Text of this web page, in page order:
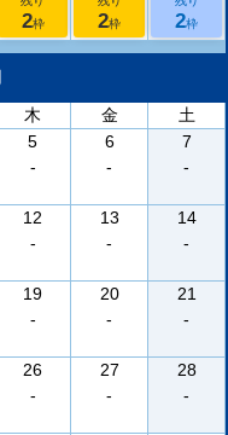
2枠 2枠 2枠
木 金
土
5
-
6
-
7
-
12
-
13
-
14
-
19
-
20
-
21
-
26
-
27
-
28
-